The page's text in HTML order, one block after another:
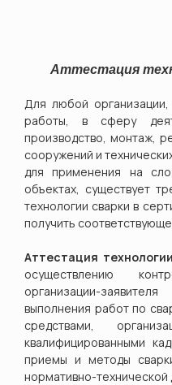
Аттестация
Для любой
работы,
в сферу
производство, монтаж,
сооружений и
для применения на
объектах, существует
технологии сварки в
получить
Аттестация
осуществлению
организации-
выполнения работ по
средствами,
квалифицированными
приемы и методы
нормативно-технической